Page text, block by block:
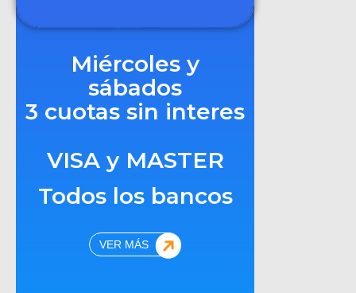
Miércoles y
sábados
3 cuotas sin interes
VISA y MASTER
Todos los bancos
VER MÁS